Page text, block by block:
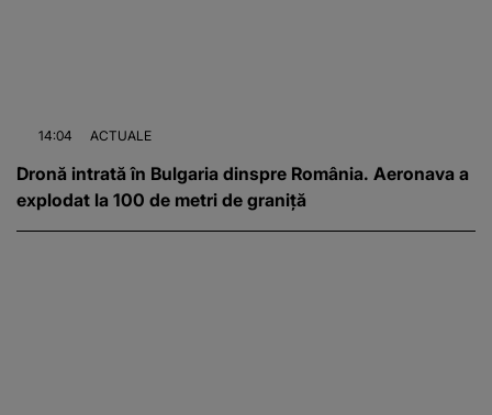
14:04 ACTUALE
Dronă intrată în Bulgaria dinspre România. Aeronava a
explodat la 100 de metri de graniță